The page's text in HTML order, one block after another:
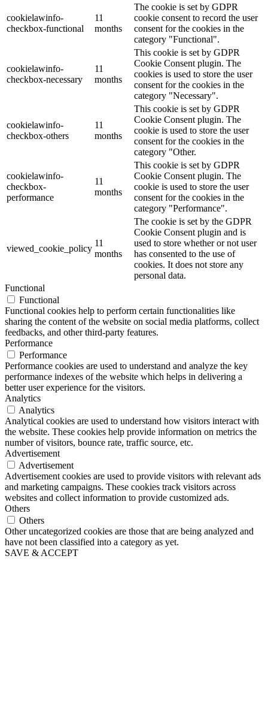
cookielawinfo-
checkbox-functional
11
months
The cookie is set by GDPR
cookie consent to record the user
consent for the cookies in the
category "Functional".
cookielawinfo-
checkbox-necessary
11
months
This cookie is set by GDPR
Cookie Consent plugin. The
cookies is used to store the user
consent for the cookies in the
category "Necessary".
cookielawinfo-
checkbox-others
11
months
This cookie is set by GDPR
Cookie Consent plugin. The
cookie is used to store the user
consent for the cookies in the
category "Other.
cookielawinfo-
checkbox-
performance
11
months
This cookie is set by GDPR
Cookie Consent plugin. The
cookie is used to store the user
consent for the cookies in the
category "Performance".
viewed_cookie_policy
11
months
The cookie is set by the GDPR
Cookie Consent plugin and is
used to store whether or not user
has consented to the use of
cookies. It does not store any
personal data.
Functional
Functional
Functional cookies help to perform certain functionalities like
sharing the content of the website on social media platforms, collect
feedbacks, and other third-party features.
Performance
Performance
Performance cookies are used to understand and analyze the key
performance indexes of the website which helps in delivering a
better user experience for the visitors.
Analytics
Analytics
Analytical cookies are used to understand how visitors interact with
the website. These cookies help provide information on metrics the
number of visitors, bounce rate, traffic source, etc.
Advertisement
Advertisement
Advertisement cookies are used to provide visitors with relevant ads
and marketing campaigns. These cookies track visitors across
websites and collect information to provide customized ads.
Others
Others
Other uncategorized cookies are those that are being analyzed and
have not been classified into a category as yet.
SAVE & ACCEPT